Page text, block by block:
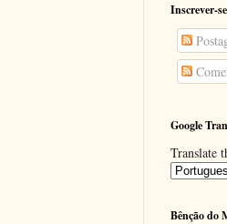
Inscrever-se
Google
Translate
Bênção do